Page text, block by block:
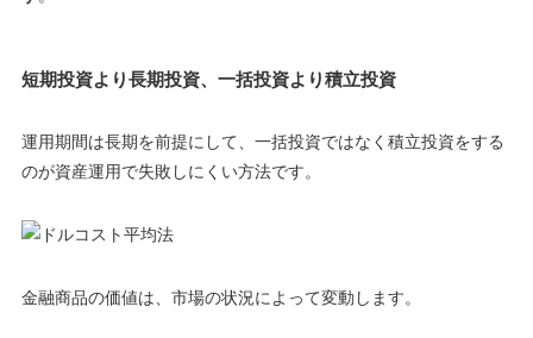
短期投資より長期投資、一括投資より積立投資
運用期間は長期を前提にして、一括投資ではなく積立投資をする
のが資産運用で失敗しにくい方法です。
金融商品の価値は、市場の状況によって変動します。